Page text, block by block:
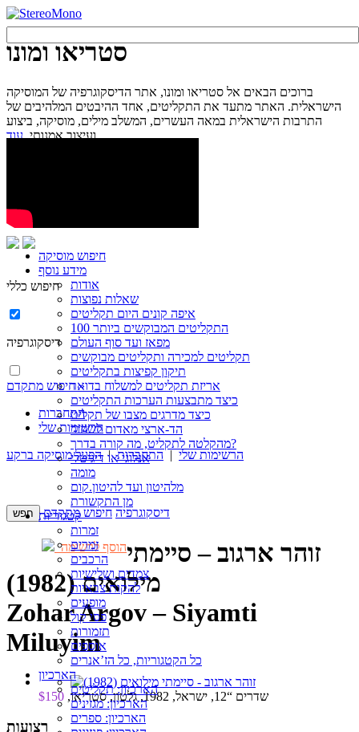
סטריאו ומונו
ברוכים הבאים אל סטריאו ומונו, אתר הדיסקוגרפיה של המוסיקה
הישראלית. האתר מתעד את התקליטים, אחד ההיבטים המלהיבים של
התרבות הישראלית במאה העשרים, המשלב מילים, מוסיקה, ביצוע
ועיצוב אמנותי.עוד...
חיפוש מוסיקה
מידע נוסף
אודות
שאלות נפוצות
איפה קונים היום תקליטים
100 התקליטים המבוקשים ביותר
מפאז ועד סוף העולם
תקליטים למכירה ותקליטים מבוקשים
תיקון קפיצות בתקליטים
אריזת תקליטים למשלוח בדואר
כיצד מתבצעות הערכות התקליטים
כיצד מדרגים מצבו של תקליט
הד-ארצי מאדום לשחור
מהקלטה לתקליט, מה קורה בדרך?
אנלוגי או דיגיטלי
מומה
מלהיטון ועד להיטון.קום
מן התקשורת
קטגוריות
זמרות
זמרים
הרכבים
צמדים ושלישיות
להקות צבאיות
מופעים
פסי קול
תזמורות
אוספים
כל הקטגוריות, כל הז’אנרים
הארכיון
הארכיון: תקליטים
הארכיון: מגזינים
הארכיון: ספרים
חיפוש כללי
דיסקוגרפיה
חיפוש מתקדם »
התחברות
הרשימות שלי
הרשימות שלי |התחברות|הפעל מוסיקה ברקע
דיסקוגרפיה חיפוש מתקדם
הוסף לרשימהזוהר ארגוב – סיימתי
מילואים (1982)
Zohar Argov – Siyamti
Miluyim
שדרים “12, ישראל, 1982, גלטון, סטריאו, $150
רצועות